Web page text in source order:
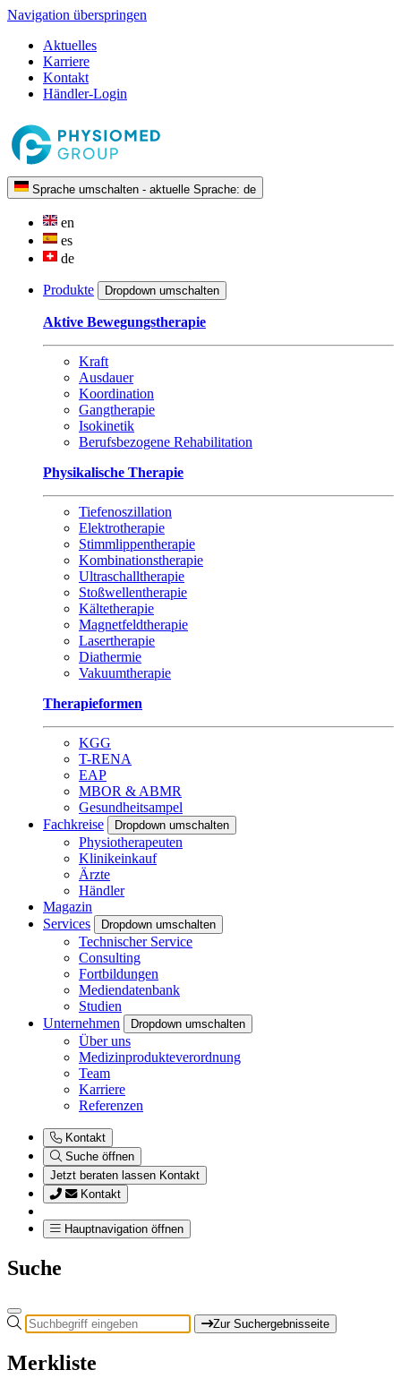
Navigation überspringen
Aktuelles
Karriere
Kontakt
Händler-Login
Sprache umschalten - aktuelle Sprache: de
en
es
de
Produkte Dropdown umschalten
Aktive Bewegungstherapie
Kraft
Ausdauer
Koordination
Gangtherapie
Isokinetik
Berufsbezogene Rehabilitation
Physikalische Therapie
Tiefenoszillation
Elektrotherapie
Stimmlippentherapie
Kombinationstherapie
Ultraschalltherapie
Stoßwellentherapie
Kältetherapie
Magnetfeldtherapie
Lasertherapie
Diathermie
Vakuumtherapie
Therapieformen
KGG
T-RENA
EAP
MBOR & ABMR
Gesundheitsampel
Fachkreise
Dropdown umschalten
Physiotherapeuten
Klinikeinkauf
Ärzte
Händler
Magazin
Services
Dropdown umschalten
Technischer Service
Consulting
Fortbildungen
Mediendatenbank
Studien
Unternehmen
Dropdown umschalten
Über uns
Medizinprodukteverordnung
Team
Karriere
Referenzen
Kontakt
Suche öffnen
Jetzt beraten lassen Kontakt
Kontakt
Hauptnavigation öffnen
Suche
Zur Suchergebnisseite
Merkliste